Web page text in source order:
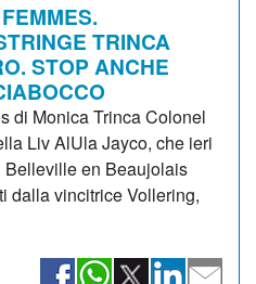
TRINCA
STOP ANCHE
di Monica Trinca Colonel
Liv AlUla Jayco, che ieri
Belleville en Beaujolais
dalla vincitrice Vollering,